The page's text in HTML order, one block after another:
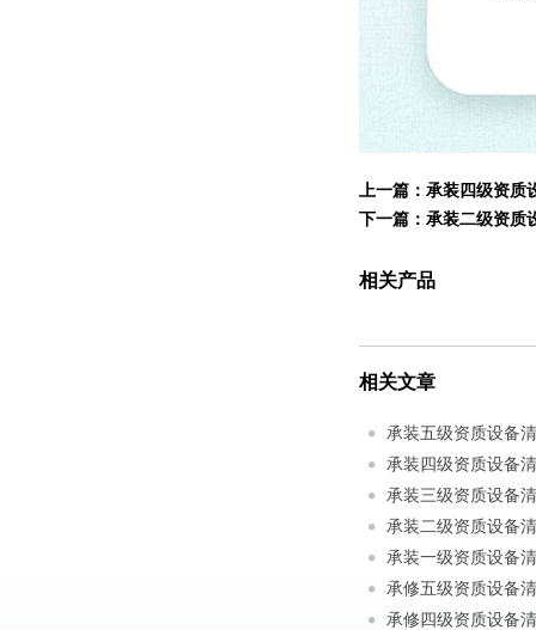
上一篇： 承装四级资质
下一篇： 承装二级资质
相关产品
相关文章
承装五级资质设备
承装四级资质设备
承装三级资质设备
承装二级资质设备
承装一级资质设备
承修五级资质设备
承修四级资质设备